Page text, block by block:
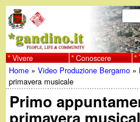
al
contenuto
principale
w
w
F
o
r
m
C
e
r
c
a
Vivere Conoscere
Tu
sei
Home »Video Produzione Bergamo »
primavera musicale
Primo
primavera